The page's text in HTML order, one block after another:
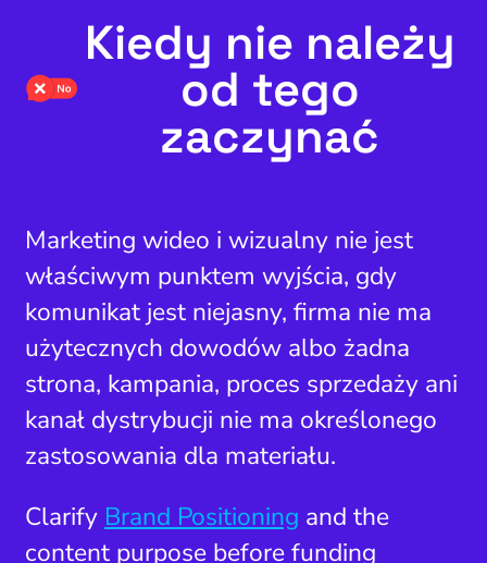
Kiedy nie należy
od tego
zaczynać
Marketing wideo i wizualny nie jest
właściwym punktem wyjścia, gdy
komunikat jest niejasny, firma nie ma
użytecznych dowodów albo żadna
strona, kampania, proces sprzedaży ani
kanał dystrybucji nie ma określonego
zastosowania dla materiału.
Clarify Brand Positioning and the
content purpose before funding